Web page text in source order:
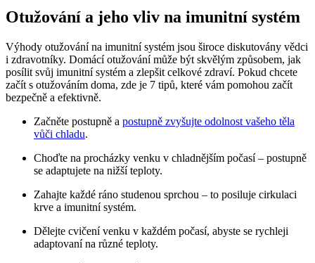
Otužování a jeho vliv na imunitní systém
Výhody otužování na imunitní systém jsou široce diskutovány vědci
i zdravotníky. Domácí otužování může být skvělým způsobem, jak
posílit svůj imunitní systém a zlepšit celkové zdraví. Pokud chcete
začít s otužováním doma, zde je 7 tipů, které vám pomohou začít
bezpečně a efektivně.
Začněte postupně a postupně zvyšujte odolnost vašeho těla
vůči chladu.
Choďte na procházky venku v chladnějším počasí – postupně
se adaptujete na nižší teploty.
Zahajte každé ráno studenou sprchou – to posiluje cirkulaci
krve a imunitní systém.
Dělejte cvičení venku v každém počasí, abyste se rychleji
adaptovaní na různé teploty.